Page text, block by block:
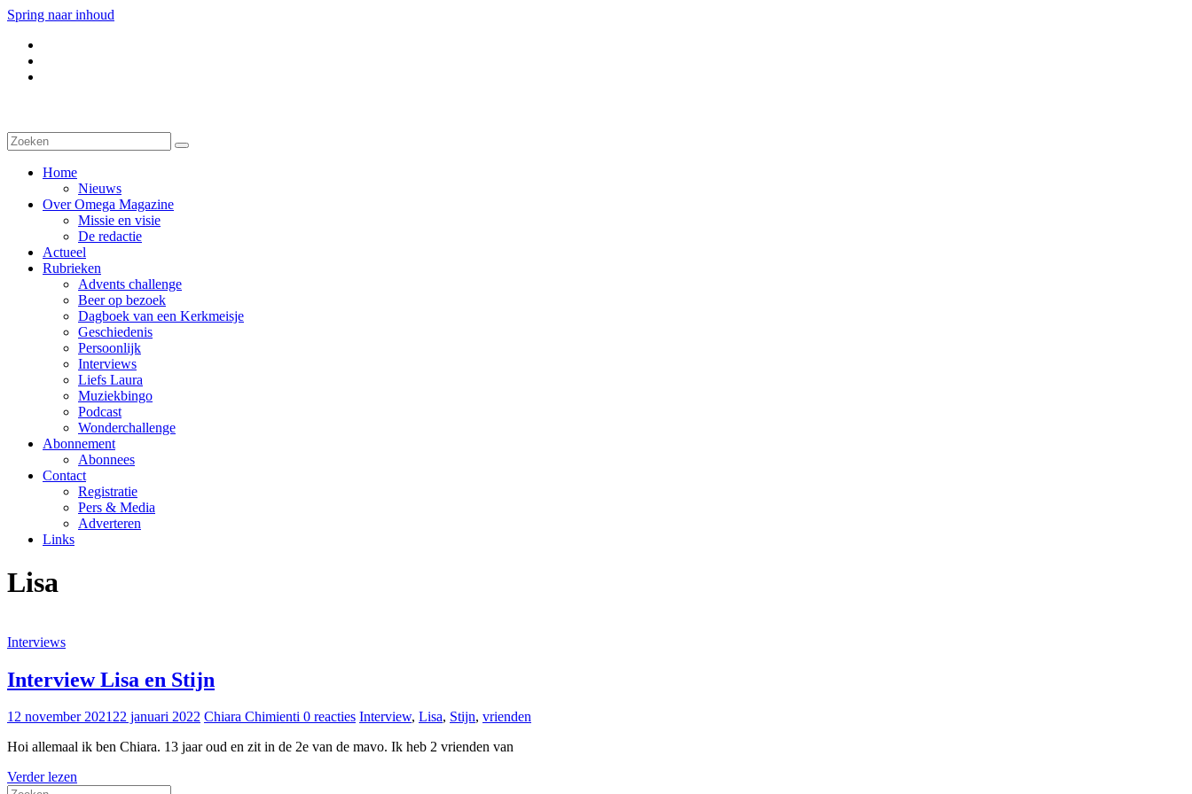
Spring naar inhoud
Home
Nieuws
Over Omega Magazine
Missie en visie
De redactie
Actueel
Rubrieken
Advents challenge
Beer op bezoek
Dagboek van een Kerkmeisje
Geschiedenis
Persoonlijk
Interviews
Liefs Laura
Muziekbingo
Podcast
Wonderchallenge
Abonnement
Abonnees
Contact
Registratie
Pers & Media
Adverteren
Links
Lisa
Interviews
Interview Lisa en Stijn
12 november 202122 januari 2022 Chiara Chimienti 0 reacties Interview, Lisa, Stijn, vrienden
Hoi allemaal ik ben Chiara. 13 jaar oud en zit in de 2e van de mavo. Ik heb 2 vrienden van
Verder lezen